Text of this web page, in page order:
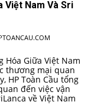
Việt Nam Và Sri
Hóa Giữa Việt Nam
thương mại quan
HP Toàn Cầu tổng
đến việc vận
về Việt Nam